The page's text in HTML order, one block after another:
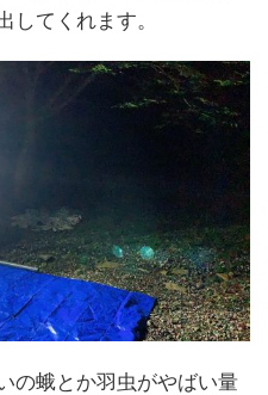
してくれます。
の蛾とか羽虫がやばい量